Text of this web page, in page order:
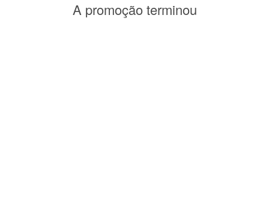
A promoção terminou